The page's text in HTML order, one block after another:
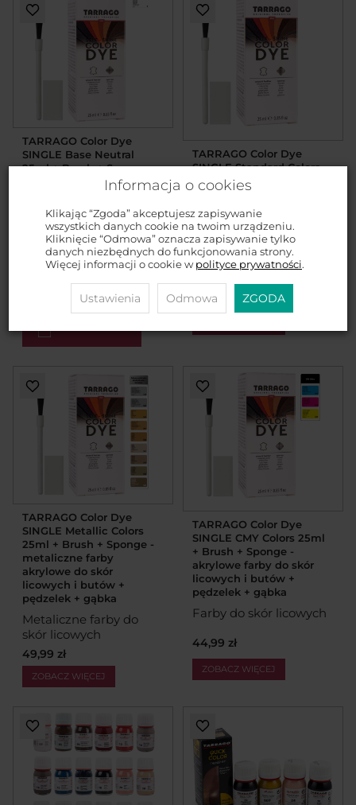
TARRAGO Color Dye
SINGLE Base Neutral
25ml + Brush + Sponge -
Bezbarwna baza do
akrylowych + Pędzelek +
Gabka do aplikacji
2 w 1 rozcieńczalnik i
finisher do farb
akrylowych
TARRAGO Color Dye
SINGLE Standard Colors
25ml + Brush + Sponge -
akrylowe farby do skór
licowych i butów +
pędzelek + gąbka
Farby do skór, jeansu i
tkanin
35,99 zł
TARRAGO Color Dye
SINGLE Metallic Colors
25ml + Brush + Sponge -
metaliczne farby
akrylowe do skór
licowych i butów +
pędzelek + gąbka
Metaliczne farby do
skór licowych
49,99 zł
ZOBACZ WIĘCEJ
TARRAGO Color Dye
SINGLE CMY Colors 25ml
+ Brush + Sponge -
akrylowe farby do skór
licowych i butów +
pędzelek + gąbka
Farby do skór licowych
44,99 zł
ZOBACZ WIĘCEJ
Informacja o cookies
Klikając “Zgoda” akceptujesz zapisywanie
wszystkich danych cookie na twoim urządzeniu.
Kliknięcie “Odmowa” oznacza zapisywanie tylko
danych niezbędnych do funkcjonowania strony.
Więcej informacji o cookie w polityce prywatności.
Ustawienia Odmowa ZGODA